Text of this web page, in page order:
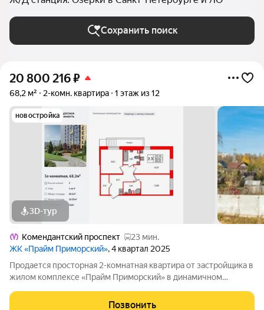
Сохранить поиск
20 800 216₽
68,2 м² 2-комн. квартира 1 этаж из 12
новостройка
3D-тур
Комендантский проспект
23 мин.
ЖК «Прайм Приморский», 4 квартал 2025
Продается просторная 2-комнатная квартира от застройщика в
жилом комплексе «Прайм Приморский» в динамичном
транспорте всего за 15 минут. Мастер-спальня с собственной
Позвонить